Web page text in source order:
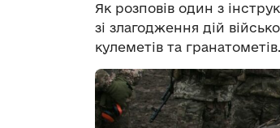
Як розповів один з
зі злагодження дій
кулеметів та гранатометів.